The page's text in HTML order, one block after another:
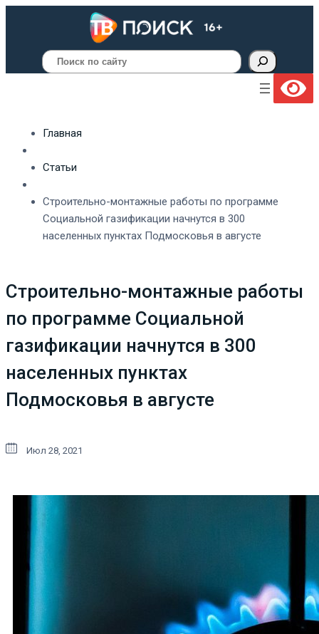
Поиск
Главная
Статьи
Строительно-монтажные работы по программе
Социальной газификации начнутся в 300
населенных пунктах Подмосковья в августе
Строительно-монтажные работы
по программе Социальной
газификации начнутся в 300
населенных пунктах
Подмосковья в августе
Июл 28, 2021